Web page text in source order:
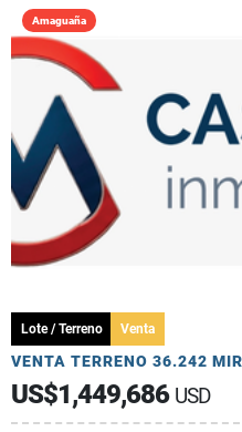
Amaguaña
Lote / Terreno Venta
US$1,449,686 USD